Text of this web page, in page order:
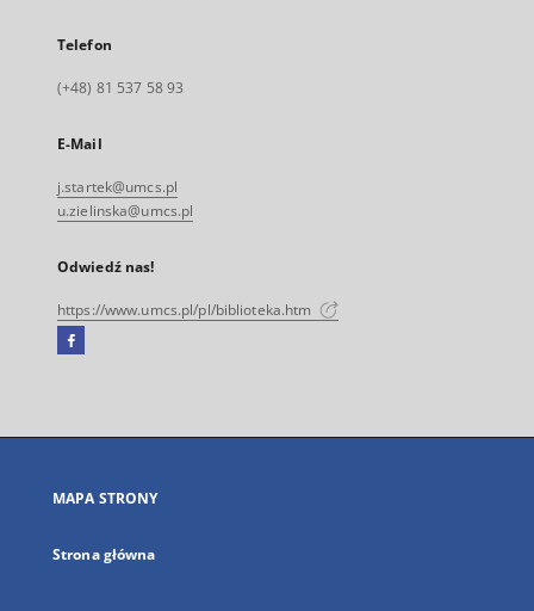
Telefon
(+48) 81 537 58 93
E-Mail
j.startek@umcs.pl
u.zielinska@umcs.pl
Odwiedź nas!
https://www.umcs.pl/pl/biblioteka.htm
Facebook
się
karcie
MAPA STRONY
Strona główna